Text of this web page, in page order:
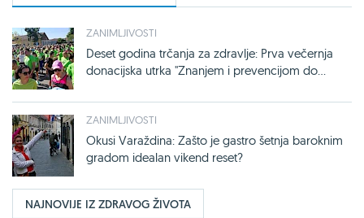
ZANIMLJIVOSTI
Deset godina trčanja za zdravlje: Prva večernja
donacijska utrka "Znanjem i prevencijom do...
ZANIMLJIVOSTI
Okusi Varaždina: Zašto je gastro šetnja baroknim
gradom idealan vikend reset?
NAJNOVIJE IZ ZDRAVOG ŽIVOTA